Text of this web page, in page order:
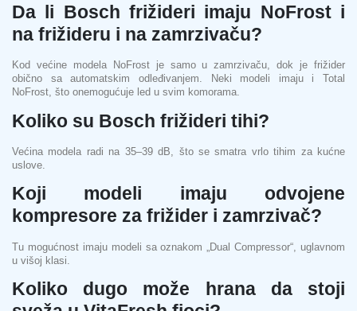
Da li Bosch frižideri imaju NoFrost i
na frižideru i na zamrzivaču?
Kod većine modela NoFrost je samo u zamrzivaču, dok je frižider
obično sa automatskim odleđivanjem. Neki modeli imaju i Total
NoFrost, što onemogućuje led u svim komorama.
Koliko su Bosch frižideri tihi?
Većina modela radi na 35–39 dB, što se smatra vrlo tihim za kućne
uslove.
Koji modeli imaju odvojene
kompresore za frižider i zamrzivač?
Tu mogućnost imaju modeli sa oznakom „Dual Compressor“, uglavnom
u višoj klasi.
Koliko dugo može hrana da stoji